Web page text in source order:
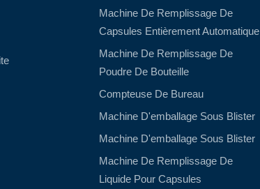
Machine De Remplissage De
Capsules Entièrement Automatique
Machine De Remplissage De
Poudre De Bouteille
Compteuse De Bureau
Machine D'emballage Sous Blister
Machine D'emballage Sous Blister
Machine De Remplissage De
Liquide Pour Capsules